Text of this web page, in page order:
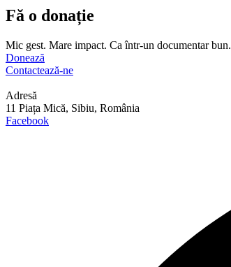
Fă o donație
Mic gest. Mare impact. Ca într-un documentar bun.
Donează
Contactează-ne
Adresă
11 Piața Mică, Sibiu, România
Facebook